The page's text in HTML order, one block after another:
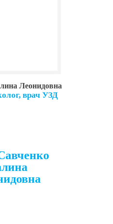
Леонидовна
врач УЗД